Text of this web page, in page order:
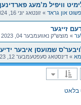
וויפיל מ’מעג
פשוט און גראד » זונטאג יוני 16, 2024 4:18 pm
זייגער
» מוצש"ק נאוועמבער 04, 2023 10:04 pm
שמועסן איבער
» דינסטאג סעפטעמבער 12, 2023 11:29 am
בלאט